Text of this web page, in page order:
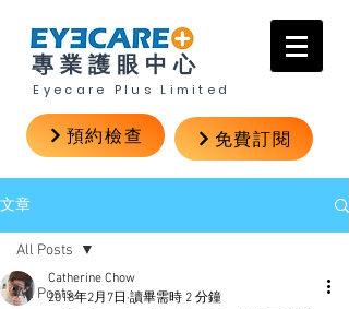
專業護眼中心
Eyecare Plus Limited
預約檢查 免費訂閱
文章
All Posts
All Posts
Catherine Chow
2018年2月7日 讀畢需時 2 分鐘